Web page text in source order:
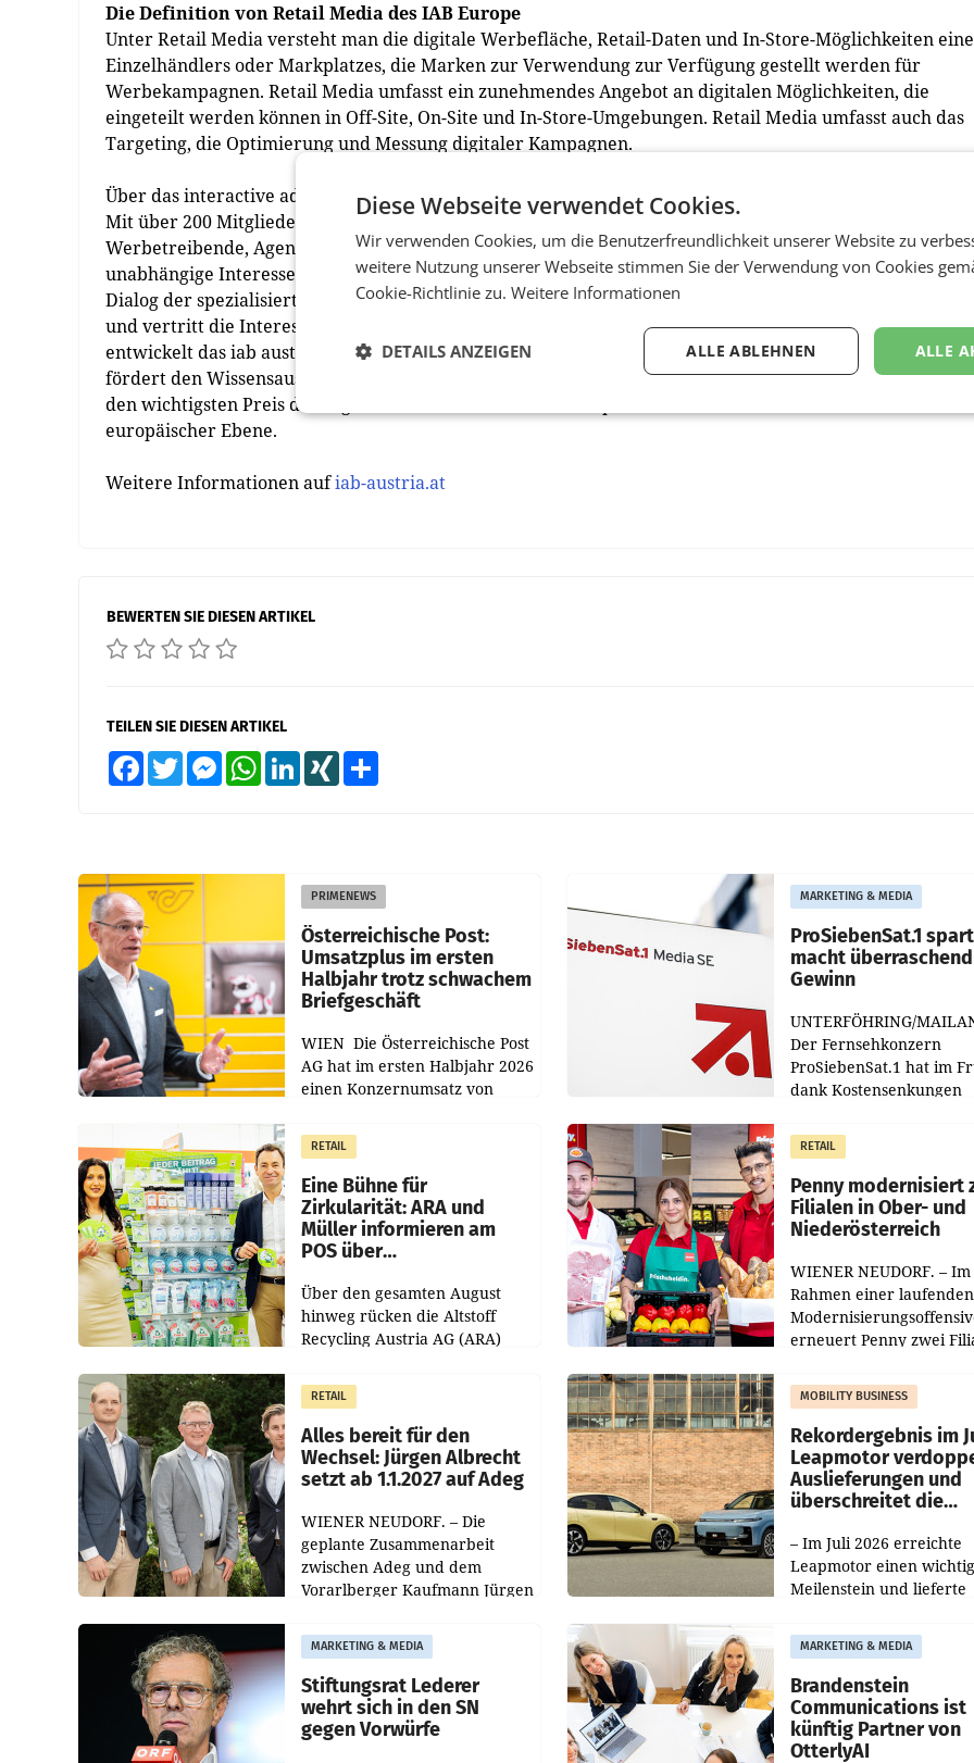
Die Definition von Retail Media des IAB Europe
Unter Retail Media versteht man die digitale Werbefläche, Retail-Daten und In-Store-Möglichkeiten
Einzelhändlers oder Markplatzes, die Marken zur Verwendung zur Verfügung gestellt werden für
Werbekampagnen. Retail Media umfasst ein zunehmendes Angebot an digitalen Möglichkeiten, die
eingeteilt werden können in Off-Site, On-Site und In-Store-Umgebungen. Retail Media umfasst auch das
Targeting, die Optimierung und Messung digitaler Kampagnen.
Über das interactive advertising bureau austria (iab austria)
Mit über 200 Mitgliedern aus allen Teilbereichen (Verlagshäuser und Medienunternehmen,
Werbetreibende, Agenturen, technische Dienstleister und Start-ups) ist das iab austria die größte
unabhängige Interessenvertretung der österreichischen Digitalwirtschaft. Das iab austria entwickelt im
Dialog der spezialisierten und vernetzten Arbeitsgruppen mit allen Stakeholdern holistische Sichtweisen
und vertritt die Interessen der gesamten Digitalwirtschaft konsensual. Um den Digitalstandort zu
entwickelt das iab austria technische und rechtliche Standards sowie Aus- und
fördert den Wissensaustausch durch Veranstaltungen und Publikationen, veranstaltet mit dem iab
den wichtigsten Preis der Digitalwirtschaft und vertritt die politischen Interessen auf nationaler und
europäischer Ebene.
Weitere Informationen aufiab-austria.at
BEWERTEN SIE DIESEN ARTIKEL
TEILEN SIE DIESEN ARTIKEL
FacebookTwitter MessengerWhatsAppLinkedInXING
PRIMENEWS
Österreichische Post:
Umsatzplus im ersten
Halbjahr trotz schwachem
Briefgeschäft
WIEN Die Österreichische Post
AG hat im ersten Halbjahr 2026
einen Konzernumsatz von
erwirtschaftet, was einem Plus
von 3,8 Prozent gegenüber
dem Vergleichszeitraum
MARKETING & MEDIA
ProSiebenSat.1
macht
Gewinn
UNTERFÖHRING/
Der Fernsehkonzern
ProSiebenSat.1 hat im
dank Kostensenkungen
gemacht und die
Markterwartung deutlich
übertroffen.
RETAIL
Eine Bühne für
Zirkularität: ARA und
Müller informieren am
POS über
Über den gesamten August
hinweg rücken die Altstoff
Recycling Austria AG (ARA)
Müller die Initiative „Kreislauf-
Helden“ in allen
österreichischen Müller-Filialen
RETAIL
Penny modernisiert
Filialen in Ober- und
Niederösterreich
WIENER NEUDORF. – Im
Rahmen einer laufenden
erneuert Penny zwei
Die beiden Standorte
Haag sowie im rund
RETAIL
Alles bereit für den
Wechsel: Jürgen Albrecht
setzt ab 1.1.2027 auf Adeg
WIENER NEUDORF. – Die
geplante Zusammenarbeit
zwischen Adeg und dem
Vorarlberger Kaufmann Jürgen
freigegeben: Die
Bundeswettbewerbsbehörde
und der Bundeskartellanwalt
MOBILITY BUSINESS
Rekordergebnis im
Leapmotor
Auslieferungen und
überschreitet die
– Im Juli 2026 erreichte
Leapmotor einen
Meilenstein und lieferte
aus, womit sich das
gegenüber Juli 2025
verdoppelte (+102
MARKETING & MEDIA
Stiftungsrat Lederer
wehrt sich in den SN
gegen Vorwürfe
MARKETING & MEDIA
Brandenstein
Communications ist
künftig Partner von
OtterlyAI
Diese Webseite verwendet Cookies.
Wir verwenden Cookies, um die Benutzerfreundlichkeit unserer Website zu
weitere Nutzung unserer Webseite stimmen Sie der Verwendung von Cookies
Cookie-Richtlinie zu. Weitere Informationen
ALLE
ALLE ABLEHNEN
DETAILS ANZEIGEN